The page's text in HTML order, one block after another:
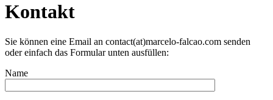
Kontakt
Sie können eine Email an contact(at)marcelo-falcao.com senden
oder einfach das Formular unten ausfüllen:
Name